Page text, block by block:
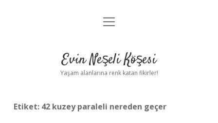
Anasayfa
Yasal Uyarı
menüyü
Evin Neşeli Köşesi
Yaşam alanlarına renk katan fikirler!
Etiket: 42 kuzey paraleli nereden geçer